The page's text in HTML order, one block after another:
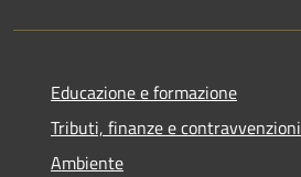
Educazione e formazione
Tributi, finanze e contravvenzioni
Ambiente